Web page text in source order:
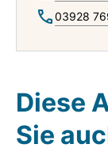
03928
Diese
Sie